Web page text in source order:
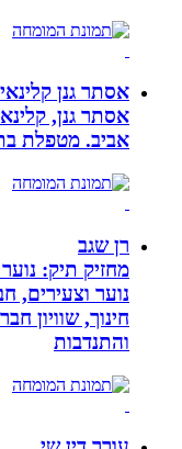
אסתר גנן קלינאית
אסתר גנן, קלינאית
אביב. מטפלת
רן שגב
מחזיק תיק: נוער
נוער וצעירים, חבר
חינוך, שוויון
והתנדבות